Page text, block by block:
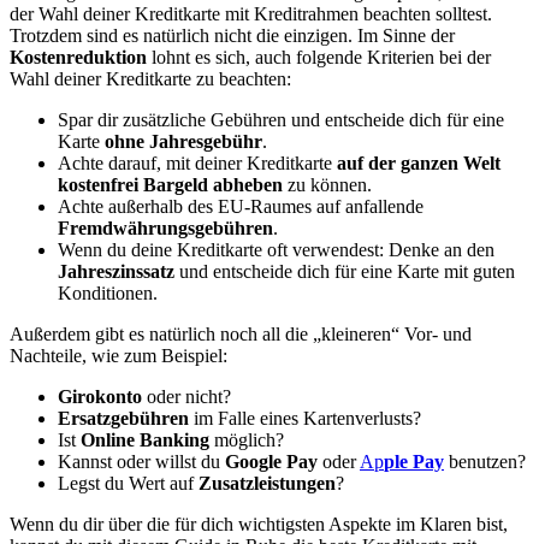
der Wahl deiner Kreditkarte mit Kreditrahmen beachten solltest.
Trotzdem sind es natürlich nicht die einzigen. Im Sinne der
Kostenreduktion lohnt es sich, auch folgende Kriterien bei der
Wahl deiner Kreditkarte zu beachten:
Spar dir zusätzliche Gebühren und entscheide dich für eine
Karte ohne Jahresgebühr.
Achte darauf, mit deiner Kreditkarte auf der ganzen Welt
kostenfrei Bargeld abheben zu können.
Achte außerhalb des EU-Raumes auf anfallende
Fremdwährungsgebühren.
Wenn du deine Kreditkarte oft verwendest: Denke an den
Jahreszinssatz und entscheide dich für eine Karte mit guten
Konditionen.
Außerdem gibt es natürlich noch all die „kleineren“ Vor- und
Nachteile, wie zum Beispiel:
Girokonto oder nicht?
Ersatzgebühren im Falle eines Kartenverlusts?
Ist Online Banking möglich?
Kannst oder willst du Google Pay oderApple Pay benutzen?
Legst du Wert auf Zusatzleistungen?
Wenn du dir über die für dich wichtigsten Aspekte im Klaren bist,